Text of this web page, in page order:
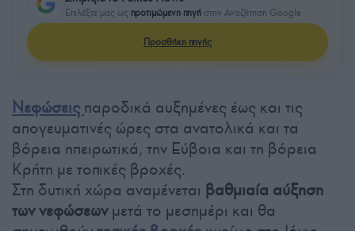
Επιλέξτε μας ως προτιμώμενη πηγή στην Αναζήτηση Google
Προσθήκη πηγής
Νεφώσεις παροδικά αυξημένες έως και τις
απογευματινές ώρες στα ανατολικά και τα
βόρεια ηπειρωτικά, την Εύβοια και τη βόρεια
Κρήτη με τοπικές βροχές.
Στη δυτική χώρα αναμένεται βαθμιαία αύξηση
των νεφώσεωνμετά το μεσημέρι και θα